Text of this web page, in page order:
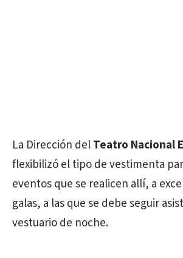
La Dirección delTeatro Nacional
flexibilizó el tipo de vestimenta
eventos que se realicen allí, a
galas, a las que se debe seguir
vestuario de noche.